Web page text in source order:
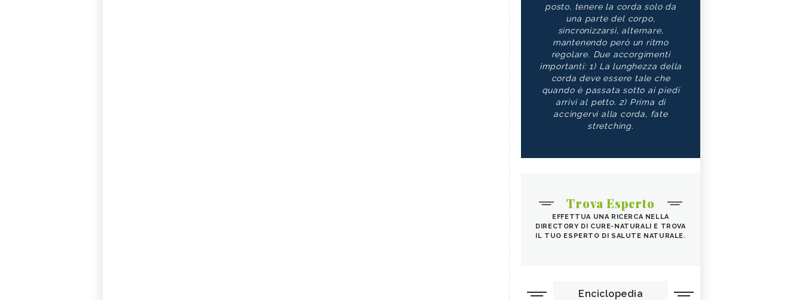
posto, tenere la corda solo da
una parte del corpo,
sincronizzarsi, alternare,
mantenendo però un ritmo
regolare. Due accorgimenti
importanti: 1) La lunghezza della
corda deve essere tale che
quando è passata sotto ai piedi
arrivi al petto. 2) Prima di
accingervi alla corda, fate
stretching.
Trova Esperto
EFFETTUA UNA RICERCA NELLA
DIRECTORY DI CURE-NATURALI E TROVA
IL TUO ESPERTO DI SALUTE NATURALE.
Enciclopedia